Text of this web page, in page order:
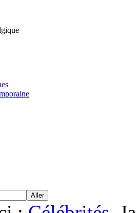
Aller